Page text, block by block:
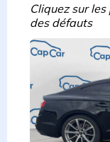
Cliquez sur
des défauts